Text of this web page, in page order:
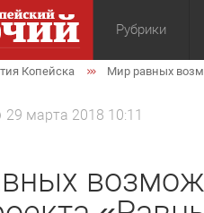
Рубрики
Общество
Копейска Мир равных
29 марта 2018 10:11